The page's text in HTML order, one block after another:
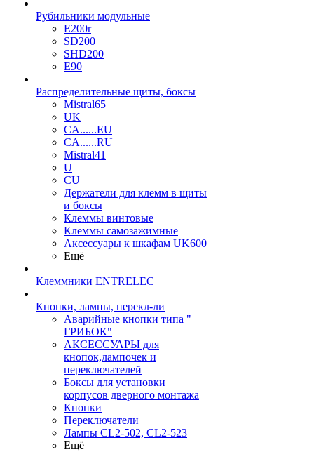
Рубильники модульные
E200r
SD200
SHD200
E90
Распределительные щиты, боксы
Mistral65
UK
CA......EU
CA......RU
Mistral41
U
CU
Держатели для клемм в щиты
и боксы
Клеммы винтовые
Клеммы самозажимные
Аксессуары к шкафам UK600
Ещё
Клеммники ENTRELEC
Кнопки, лампы, перекл-ли
Аварийные кнопки типа "
ГРИБОК"
АКСЕССУАРЫ для
кнопок,лампочек и
переключателей
Боксы для установки
корпусов дверного монтажа
Кнопки
Переключатели
Лампы CL2-502, CL2-523
Ещё